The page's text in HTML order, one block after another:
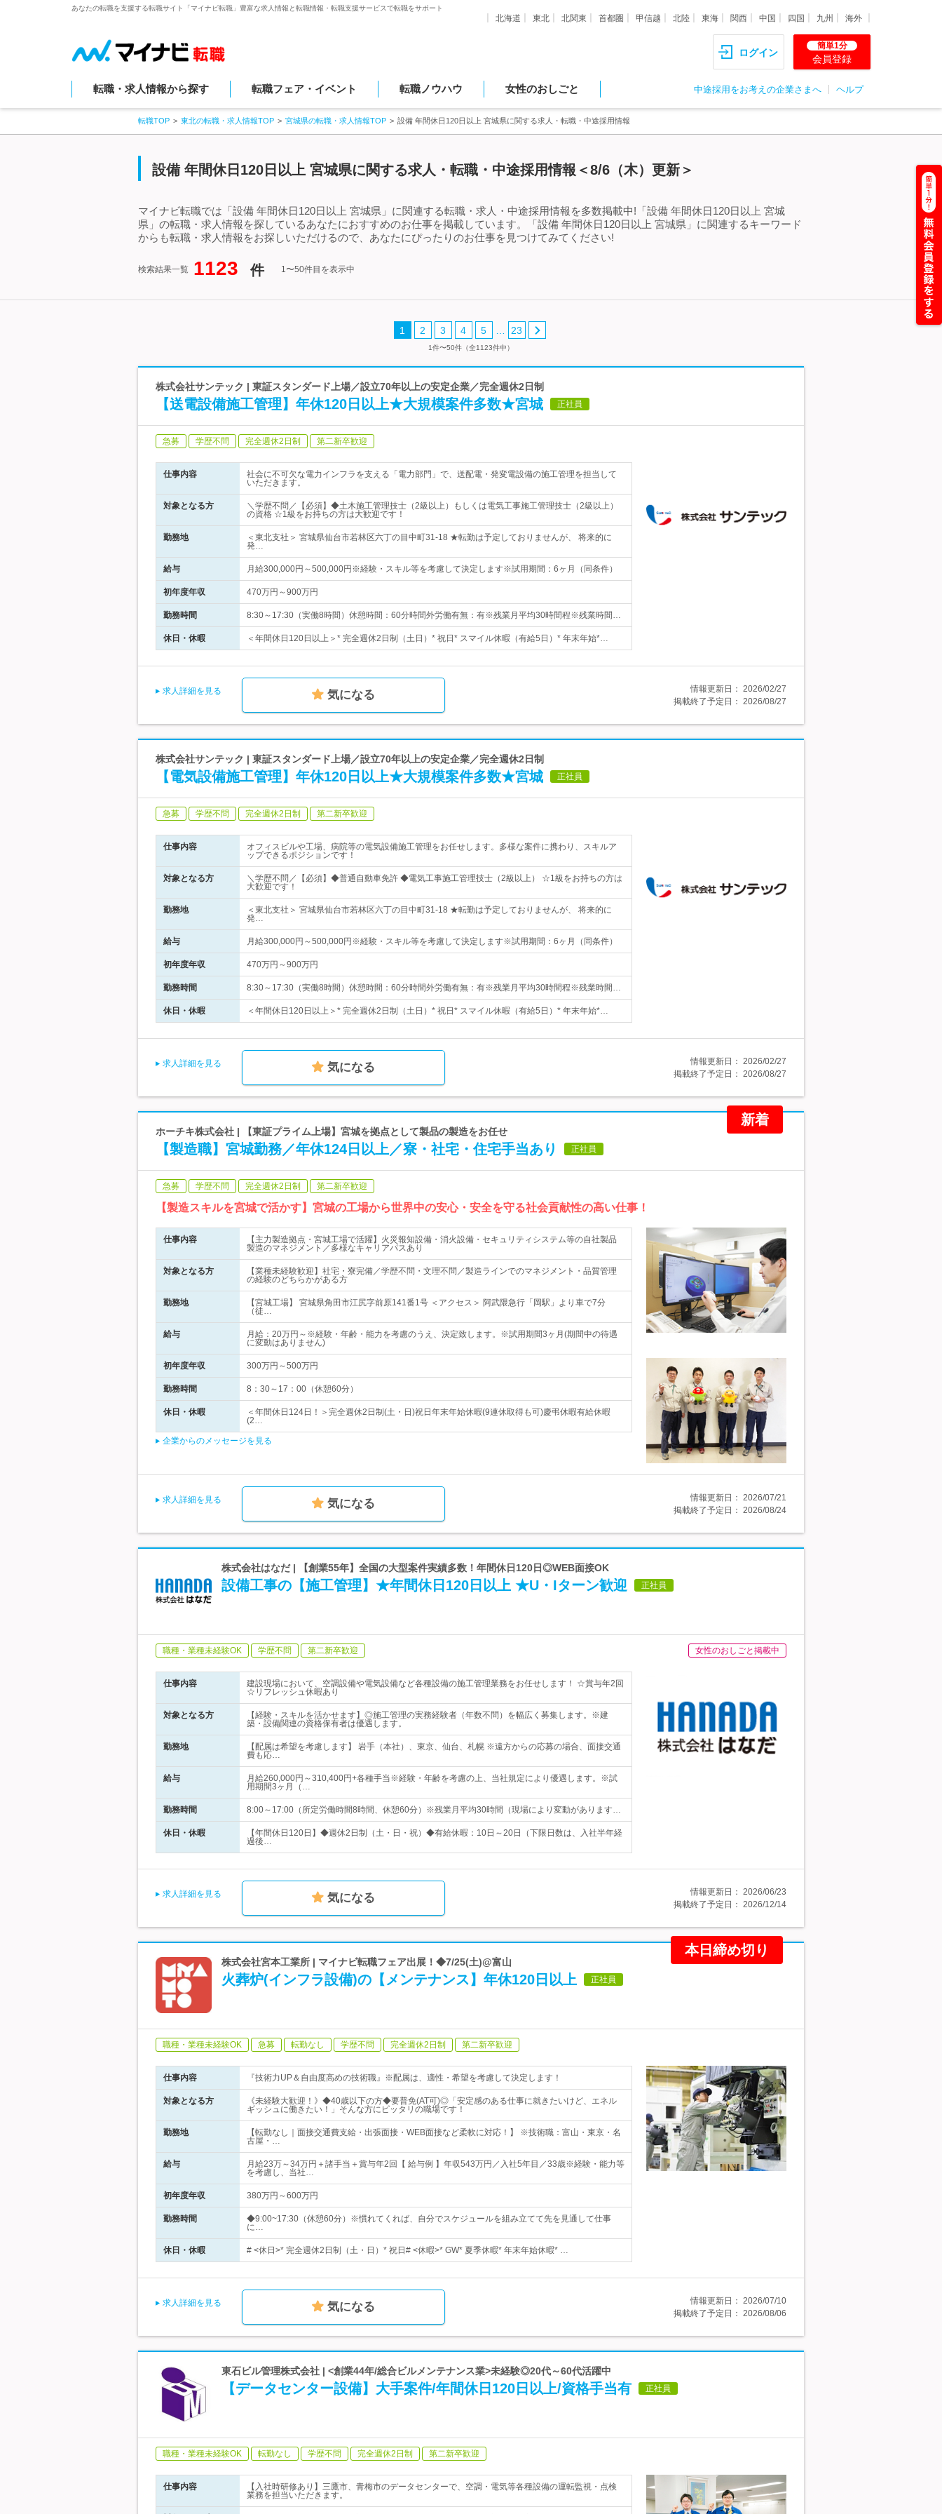
あなたの転職を支援する転職サイト「マイナビ転職」豊富な求人情報と転職情報・転職支援サービスで転職をサポート
北海道 東北 北関東 首都圏 甲信越 北陸 東海 関西 中国 四国 九州 海外
ログイン
簡単1分
会員登録
転職・求人情報から探す 転職フェア・イベント 転職ノウハウ 女性のおしごと 中途採用をお考えの企業さまへ ヘルプ
転職TOP 東北の転職・求人情報TOP 宮城県の転職・求人情報TOP 設備 年間休日120日以上 宮城県に関する求人・転職・中途採用情報
設備 年間休日120日以上 宮城県に関する求人・転職・中途採用情報＜8/6（木）更新＞
マイナビ転職では「設備 年間休日120日以上 宮城県」に関連する転職・求人・中途採用情報を多数掲載中!「設備 年間休日120日以上 宮城
県」の転職・求人情報を探しているあなたにおすすめのお仕事を掲載しています。「設備 年間休日120日以上 宮城県」に関連するキーワード
からも転職・求人情報をお探しいただけるので、あなたにぴったりのお仕事を見つけてみてください!
検索結果一覧 1123 件 1〜50件目を表示中
1 2 3 4 5 23
1件〜50件（全1123件中）
株式会社サンテック | 東証スタンダード上場／設立70年以上の安定企業／完全週休2日制
【送電設備施工管理】年休120日以上★大規模案件多数★宮城 正社員
急募 学歴不問 完全週休2日制 第二新卒歓迎
仕事内容
社会に不可欠な電力インフラを支える「電力部門」で、送配電・発変電設備の施工管理を担当して
いただきます。
対象となる方
＼学歴不問／【必須】◆土木施工管理技士（2級以上）もしくは電気工事施工管理技士（2級以上）
の資格 ☆1級をお持ちの方は大歓迎です！
勤務地
＜東北支社＞ 宮城県仙台市若林区六丁の目中町31-18 ★転勤は予定しておりませんが、 将来的に
発…
給与 月給300,000円～500,000円※経験・スキル等を考慮して決定します※試用期間：6ヶ月（同条件）
初年度年収 470万円～900万円
勤務時間 8:30～17:30（実働8時間）休憩時間：60分時間外労働有無：有※残業月平均30時間程※残業時間…
休日・休暇 ＜年間休日120日以上＞* 完全週休2日制（土日）* 祝日* スマイル休暇（有給5日）* 年末年始*…
求人詳細を見る 気になる 情報更新日： 2026/02/27
掲載終了予定日： 2026/08/27
株式会社サンテック | 東証スタンダード上場／設立70年以上の安定企業／完全週休2日制
【電気設備施工管理】年休120日以上★大規模案件多数★宮城 正社員
急募 学歴不問 完全週休2日制 第二新卒歓迎
仕事内容
オフィスビルや工場、病院等の電気設備施工管理をお任せします。多様な案件に携わり、スキルア
ップできるポジションです！
対象となる方
＼学歴不問／【必須】◆普通自動車免許 ◆電気工事施工管理技士（2級以上） ☆1級をお持ちの方は
大歓迎です！
勤務地
＜東北支社＞ 宮城県仙台市若林区六丁の目中町31-18 ★転勤は予定しておりませんが、 将来的に
発…
給与 月給300,000円～500,000円※経験・スキル等を考慮して決定します※試用期間：6ヶ月（同条件）
初年度年収 470万円～900万円
勤務時間 8:30～17:30（実働8時間）休憩時間：60分時間外労働有無：有※残業月平均30時間程※残業時間…
休日・休暇 ＜年間休日120日以上＞* 完全週休2日制（土日）* 祝日* スマイル休暇（有給5日）* 年末年始*…
求人詳細を見る 気になる 情報更新日： 2026/02/27
掲載終了予定日： 2026/08/27
新着
ホーチキ株式会社 | 【東証プライム上場】宮城を拠点として製品の製造をお任せ
【製造職】宮城勤務／年休124日以上／寮・社宅・住宅手当あり 正社員
急募 学歴不問 完全週休2日制 第二新卒歓迎
【製造スキルを宮城で活かす】宮城の工場から世界中の安心・安全を守る社会貢献性の高い仕事！
仕事内容
【主力製造拠点・宮城工場で活躍】火災報知設備・消火設備・セキュリティシステム等の自社製品
製造のマネジメント／多様なキャリアパスあり
対象となる方
【業種未経験歓迎】社宅・寮完備／学歴不問・文理不問／製造ラインでのマネジメント・品質管理
の経験のどちらかがある方
勤務地
【宮城工場】 宮城県角田市江尻字前原141番1号 ＜アクセス＞ 阿武隈急行「岡駅」より車で7分
（徒…
給与
月給：20万円～※経験・年齢・能力を考慮のうえ、決定致します。※試用期間3ヶ月(期間中の待遇
に変動はありません)
初年度年収 300万円～500万円
勤務時間 8：30～17：00（休憩60分）
休日・休暇
＜年間休日124日！＞完全週休2日制(土・日)祝日年末年始休暇(9連休取得も可)慶弔休暇有給休暇
(2…
企業からのメッセージを見る
求人詳細を見る 気になる 情報更新日： 2026/07/21
掲載終了予定日： 2026/08/24
株式会社はなだ | 【創業55年】全国の大型案件実績多数！年間休日120日◎WEB面接OK
設備工事の【施工管理】★年間休日120日以上 ★U・Iターン歓迎 正社員
職種・業種未経験OK 学歴不問 第二新卒歓迎 女性のおしごと掲載中
仕事内容
建設現場において、空調設備や電気設備など各種設備の施工管理業務をお任せします！ ☆賞与年2回
☆リフレッシュ休暇あり
対象となる方
【経験・スキルを活かせます】◎施工管理の実務経験者（年数不問）を幅広く募集します。※建
築・設備関連の資格保有者は優遇します。
勤務地
【配属は希望を考慮します】 岩手（本社）、東京、仙台、札幌 ※遠方からの応募の場合、面接交通
費も応…
給与
月給260,000円～310,400円+各種手当※経験・年齢を考慮の上、当社規定により優遇します。※試
用期間3ヶ月（…
勤務時間 8:00～17:00（所定労働時間8時間、休憩60分）※残業月平均30時間（現場により変動があります…
休日・休暇
【年間休日120日】◆週休2日制（土・日・祝）◆有給休暇：10日～20日（下限日数は、入社半年経
過後…
求人詳細を見る 気になる 情報更新日： 2026/06/23
掲載終了予定日： 2026/12/14
本日締め切り
株式会社宮本工業所 | マイナビ転職フェア出展！◆7/25(土)@富山
火葬炉(インフラ設備)の【メンテナンス】年休120日以上 正社員
職種・業種未経験OK 急募 転勤なし 学歴不問 完全週休2日制 第二新卒歓迎
仕事内容 『技術力UP＆自由度高めの技術職』※配属は、適性・希望を考慮して決定します！
対象となる方
《未経験大歓迎！》◆40歳以下の方◆要普免(AT可)◎「安定感のある仕事に就きたいけど、エネル
ギッシュに働きたい！」そんな方にピッタリの職場です！
勤務地
【転勤なし｜面接交通費支給・出張面接・WEB面接など柔軟に対応！】 ※技術職：富山・東京・名
古屋・…
給与
月給23万～34万円＋諸手当＋賞与年2回【 給与例 】年収543万円／入社5年目／33歳※経験・能力等
を考慮し、当社…
初年度年収 380万円～600万円
勤務時間
◆9:00~17:30（休憩60分）※慣れてくれば、自分でスケジュールを組み立てて先を見通して仕事
に…
休日・休暇 # <休日>* 完全週休2日制（土・日）* 祝日# <休暇>* GW* 夏季休暇* 年末年始休暇* …
求人詳細を見る 気になる 情報更新日： 2026/07/10
掲載終了予定日： 2026/08/06
東石ビル管理株式会社 | <創業44年/総合ビルメンテナンス業>未経験◎20代～60代活躍中
【データセンター設備】大手案件/年間休日120日以上/資格手当有 正社員
職種・業種未経験OK 転勤なし 学歴不問 完全週休2日制 第二新卒歓迎
仕事内容
【入社時研修あり】三鷹市、青梅市のデータセンターで、空調・電気等各種設備の運転監視・点検
業務を担当いただきます。